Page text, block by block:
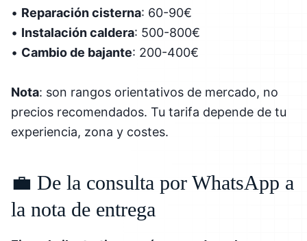
• Reparación cisterna: 60-90€
• Instalación caldera: 500-800€
• Cambio de bajante: 200-400€
Nota: son rangos orientativos de mercado, no
precios recomendados. Tu tarifa depende de tu
experiencia, zona y costes.
💼 De la consulta por WhatsApp a
la nota de entrega